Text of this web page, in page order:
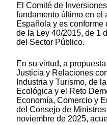
El Comité de
fundamento último en el
Española y es
de la Ley 40/2015, de 1
del Sector Público.
En su virtud, a
Justicia y Relaciones
Industria y Turismo, de
Ecológica y el Reto
Economía, Comercio y
del Consejo de
noviembre de 2025,